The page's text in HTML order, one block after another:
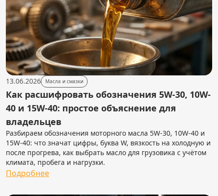
13.06.2026 Масла и смазки
Как расшифровать обозначения 5W-30, 10W-
40 и 15W-40: простое объяснение для
владельцев
Разбираем обозначения моторного масла 5W-30, 10W-40 и
15W-40: что значат цифры, буква W, вязкость на холодную и
после прогрева, как выбрать масло для грузовика с учётом
климата, пробега и нагрузки.
Подробнее